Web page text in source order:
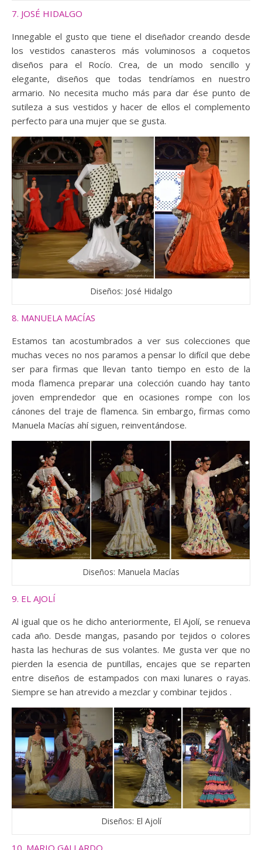
7. JOSÉ HIDALGO
Innegable el gusto que tiene el diseñador creando desde
los vestidos canasteros más voluminosos a coquetos
diseños para el Rocío. Crea, de un modo sencillo y
elegante, diseños que todas tendríamos en nuestro
armario. No necesita mucho más para dar ése punto de
sutileza a sus vestidos y hacer de ellos el complemento
perfecto para una mujer que se gusta.
Diseños: José Hidalgo
8. MANUELA MACÍAS
Estamos tan acostumbrados a ver sus colecciones que
muchas veces no nos paramos a pensar lo difícil que debe
ser para firmas que llevan tanto tiempo en esto de la
moda flamenca preparar una colección cuando hay tanto
joven emprendedor que en ocasiones rompe con los
cánones del traje de flamenca. Sin embargo, firmas como
Manuela Macías ahí siguen, reinventándose.
Diseños: Manuela Macías
9. EL AJOLÍ
Al igual que os he dicho anteriormente, El Ajolí, se renueva
cada año. Desde mangas, pasando por tejidos o colores
hasta las hechuras de sus volantes. Me gusta ver que no
pierden la esencia de puntillas, encajes que se reparten
entre diseños de estampados con maxi lunares o rayas.
Siempre se han atrevido a mezclar y combinar tejidos .
Diseños: El Ajolí